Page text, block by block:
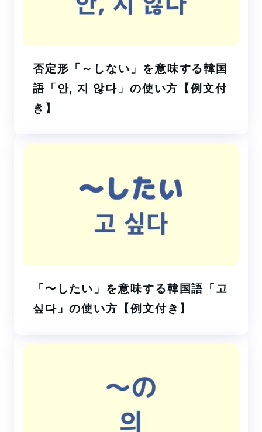
否定形「～しない」を意味する韓国
語「안, 지 않다」の使い方【例文付
き】
「〜したい」を意味する韓国語「고
싶다」の使い方【例文付き】